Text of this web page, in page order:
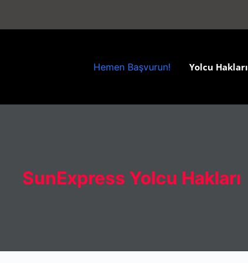
Hemen Başvurun! Yolcu Hakları
SunExpress Yolcu Hakları